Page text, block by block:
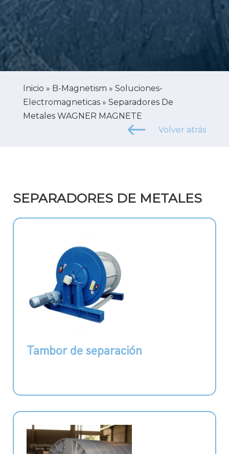
Inicio » B-Magnetism » Soluciones-
Electromagneticas » Separadores De
Metales WAGNER MAGNETE
Volver atrás
SEPARADORES DE METALES
Tambor de separación